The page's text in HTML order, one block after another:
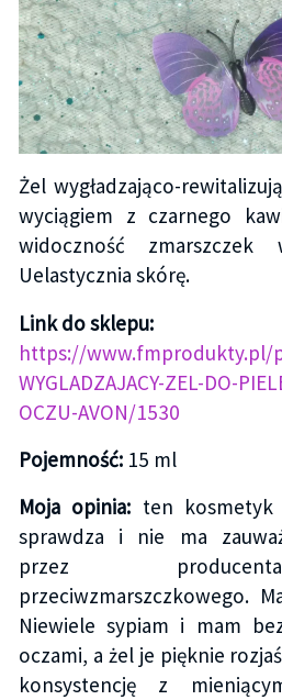
Żel wygładzająco-
wyciągiem z czarnego
widoczność
Uelastycznia skórę.
Link do sklepu:
https://www.fmprodukty.pl/
WYGLADZAJACY-ZEL-DO-
OCZU-AVON/1530
Pojemność:15 ml
Moja opinia: ten kosmetyk
sprawdza i nie ma
przez
przeciwzmarszczkowego.
Niewiele sypiam i mam
oczami, a żel je pięknie
konsystencję z